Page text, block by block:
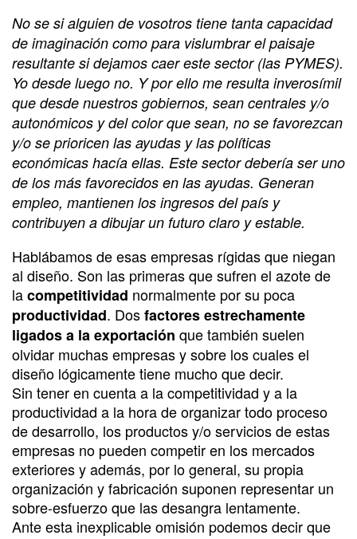
No se si alguien de vosotros tiene tanta capacidad
de imaginación como para vislumbrar el paisaje
resultante si dejamos caer este sector (las PYMES).
Yo desde luego no. Y por ello me resulta inverosímil
que desde nuestros gobiernos, sean centrales y/o
autonómicos y del color que sean, no se favorezcan
y/o se prioricen las ayudas y las políticas
económicas hacía ellas. Este sector debería ser uno
de los más favorecidos en las ayudas. Generan
empleo, mantienen los ingresos del país y
contribuyen a dibujar un futuro claro y estable.
Hablábamos de esas empresas rígidas que niegan
al diseño. Son las primeras que sufren el azote de
lacompetitividad normalmente por su poca
productividad. Dosfactores estrechamente
ligados a la exportación que también suelen
olvidar muchas empresas y sobre los cuales el
diseño lógicamente tiene mucho que decir.
Sin tener en cuenta a la competitividad y a la
productividad a la hora de organizar todo proceso
de desarrollo, los productos y/o servicios de estas
empresas no pueden competir en los mercados
exteriores y además, por lo general, su propia
organización y fabricación suponen representar un
sobre-esfuerzo que las desangra lentamente.
Ante esta inexplicable omisión podemos decir que